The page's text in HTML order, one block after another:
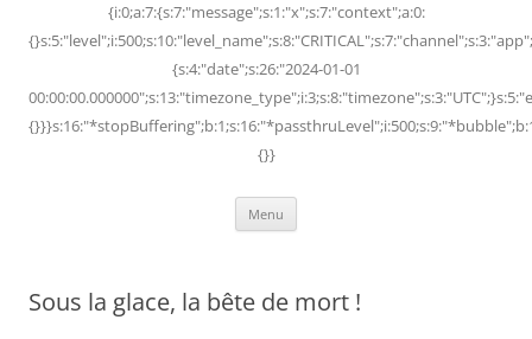
{i:0;a:7:{s:7:"message";s:1:"x";s:7:"context";a:0:
{s:4:"date";s:26:"2024-01-01
{}}
Menu
Sous la glace, la bête de mort !